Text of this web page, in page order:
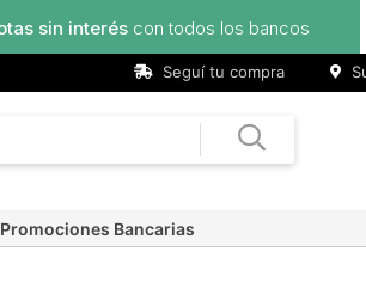
Seguí tu compra
Promociones Bancarias